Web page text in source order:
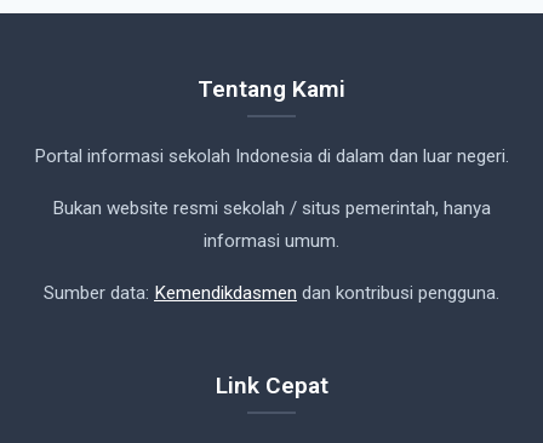
Tentang Kami
Portal informasi sekolah Indonesia di dalam dan luar negeri.
Bukan website resmi sekolah / situs pemerintah, hanya
informasi umum.
Sumber data: Kemendikdasmen dan kontribusi pengguna.
Link Cepat